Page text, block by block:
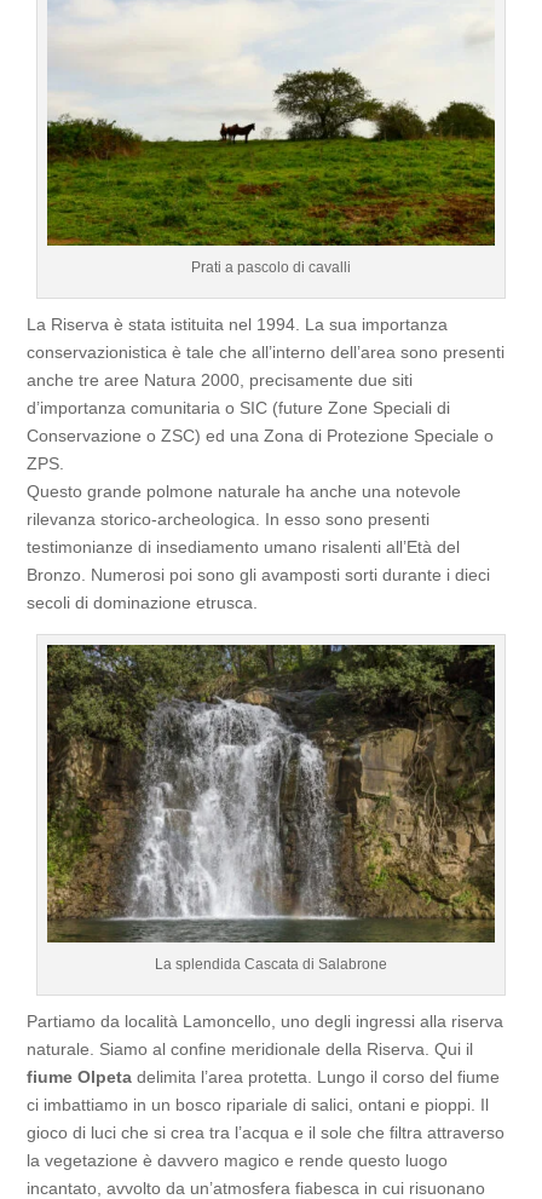
Prati a pascolo di cavalli
La Riserva è stata istituita nel 1994. La sua importanza
conservazionistica è tale che all’interno dell’area sono presenti
anche tre aree Natura 2000, precisamente due siti
d’importanza comunitaria o SIC (future Zone Speciali di
Conservazione o ZSC) ed una Zona di Protezione Speciale o
ZPS.
Questo grande polmone naturale ha anche una notevole
rilevanza storico-archeologica. In esso sono presenti
testimonianze di insediamento umano risalenti all’Età del
Bronzo. Numerosi poi sono gli avamposti sorti durante i dieci
secoli di dominazione etrusca.
La splendida Cascata di Salabrone
Partiamo da località Lamoncello, uno degli ingressi alla riserva
naturale. Siamo al confine meridionale della Riserva. Qui il
fiume Olpeta delimita l’area protetta. Lungo il corso del fiume
ci imbattiamo in un bosco ripariale di salici, ontani e pioppi. Il
gioco di luci che si crea tra l’acqua e il sole che filtra attraverso
la vegetazione è davvero magico e rende questo luogo
incantato, avvolto da un’atmosfera fiabesca in cui risuonano